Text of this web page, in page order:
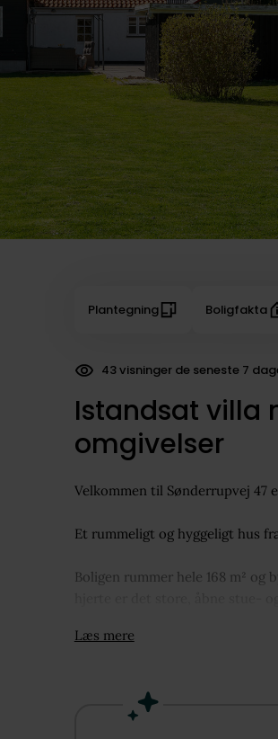
Plantegning Boligfakta
43 visninger de seneste 7
213 dokumenter downloadet
Istandsat villa
omgivelser
Velkommen til Sønderrupvej 47
Et rummeligt og hyggeligt hus
Boligen rummer hele 168 m²
Med hele 4 værelser og stort
Læs mere